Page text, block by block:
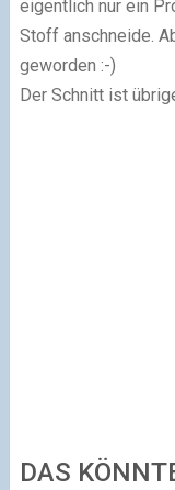
eigentlich nur ein
Stoff anschneide.
geworden :-)
Der Schnitt ist
DAS